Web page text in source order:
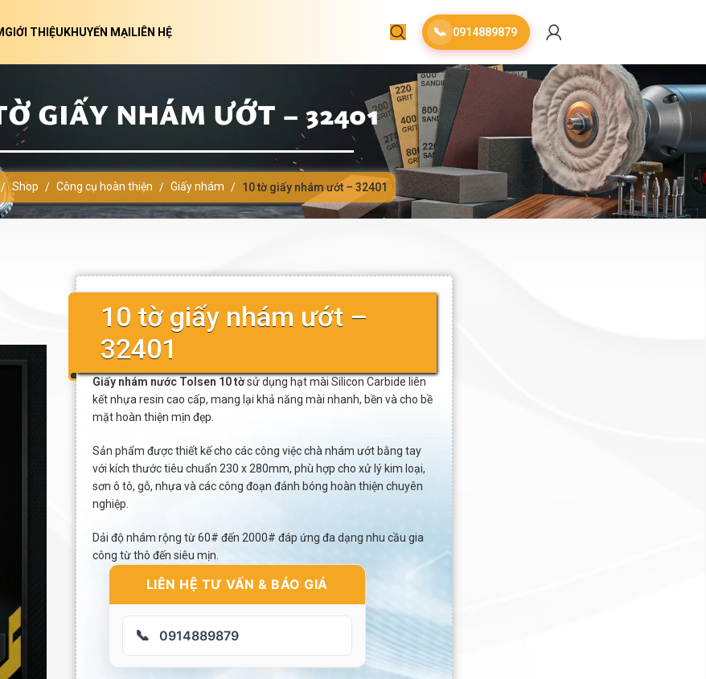
GIỚI THIỆUKHUYẾN MẠILIÊN HỆ 📞 0914889879
GIẤY NHÁM ƯỚT – 32401
/ Shop / Công cụ hoàn thiện / Giấy nhám / 10 tờ giấy nhám ướt – 32401
10 tờ giấy nhám ướt –
32401
Giấy nhám nước Tolsen 10 tờsử dụng hạt mài Silicon Carbide liên
kết nhựa resin cao cấp, mang lại khả năng mài nhanh, bền và cho bề
mặt hoàn thiện mịn đẹp.
Sản phẩm được thiết kế cho các công việc chà nhám ướt bằng tay
với kích thước tiêu chuẩn 230 x 280mm, phù hợp cho xử lý kim loại,
sơn ô tô, gỗ, nhựa và các công đoạn đánh bóng hoàn thiện chuyên
nghiệp.
Dải độ nhám rộng từ 60# đến 2000# đáp ứng đa dạng nhu cầu gia
công từ thô đến siêu mịn.
LIÊN HỆ TƯ VẤN & BÁO GIÁ
📞 0914889879